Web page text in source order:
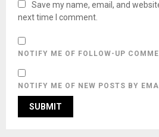
Save my name, email, and
next time I comment.
NOTIFY ME OF FOLLOW-UP
NOTIFY ME OF NEW POSTS BY